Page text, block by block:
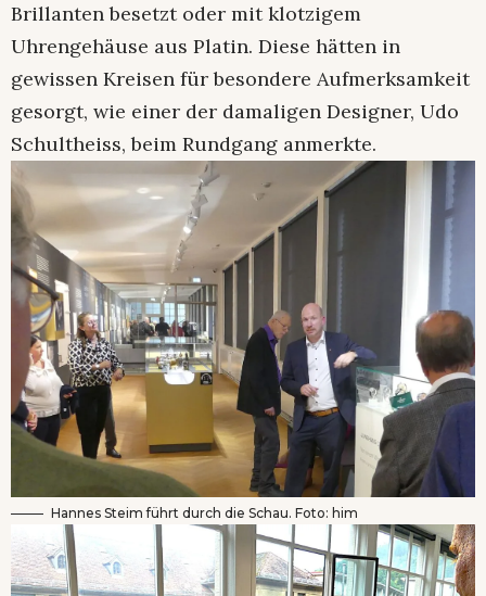
Brillanten besetzt oder mit klotzigem
Uhrengehäuse aus Platin. Diese hätten in
gewissen Kreisen für besondere Aufmerksamkeit
gesorgt, wie einer der damaligen Designer, Udo
Schultheiss, beim Rundgang anmerkte.
Hannes Steim führt durch die Schau. Foto: him